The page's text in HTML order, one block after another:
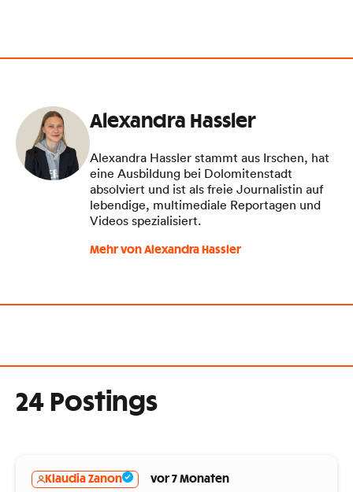
Alexandra Hassler
Alexandra Hassler stammt aus Irschen, hat
eine Ausbildung bei Dolomitenstadt
absolviert und ist als freie Journalistin auf
lebendige, multimediale Reportagen und
Videos spezialisiert.
Mehr von Alexandra Hassler
24 Postings
Klaudia Zanon vor 7 Monaten